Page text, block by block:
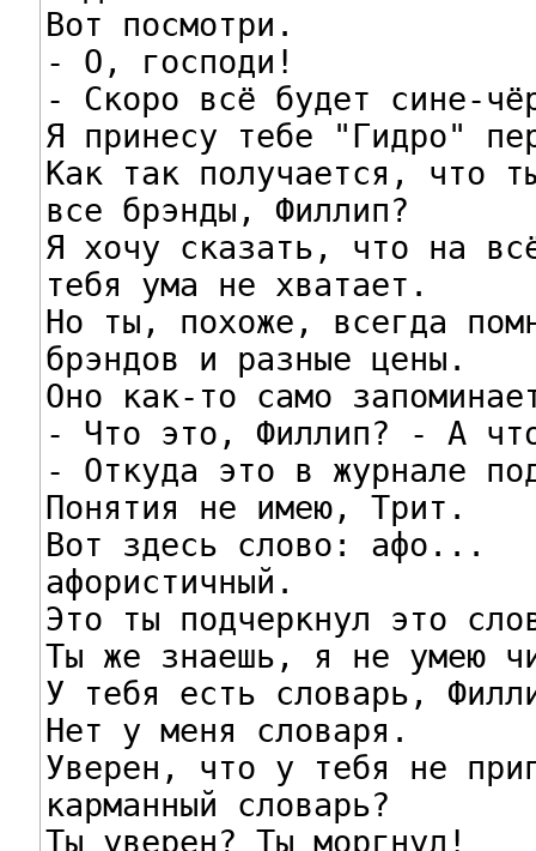
Вот посмотри.
- О, господи!
- Скоро всё будет сине-
Я принесу тебе "Гидро"
Как так получается, что
все брэнды, Филлип?
Я хочу сказать, что на
тебя ума не хватает.
Но ты, похоже, всегда
брэндов и разные цены.
Оно как-то само
- Что это, Филлип? - А
- Откуда это в журнале
Понятия не имею, Трит.
Вот здесь слово: афо...
афористичный.
Это ты подчеркнул это
Ты же знаешь, я не умею
У тебя есть словарь,
Нет у меня словаря.
Уверен, что у тебя не
карманный словарь?
Ты уверен? Ты моргнул!